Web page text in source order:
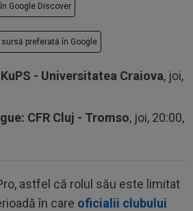
în Google Discover
sursă preferată în Google
- Universitatea Craiova, joi,
CFR Cluj - Tromso, joi, 20:00,
astfel că rolul său este limitat
în care oficialii clubului